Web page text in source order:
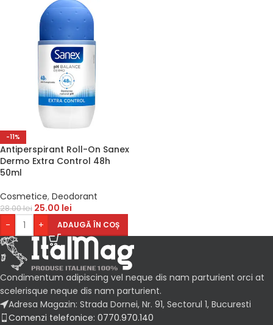
-11%
Antiperspirant Roll-On Sanex
Dermo Extra Control 48h
50ml
Cosmetice, Deodorant
28.00lei 25.00 lei
-
+ ADAUGĂ ÎN COȘ
Condimentum adipiscing vel neque dis nam parturient orci at
scelerisque neque dis nam parturient.
Adresa Magazin: Strada Dornei, Nr. 91, Sectorul 1, Bucuresti
Comenzi telefonice: 0770.970.140